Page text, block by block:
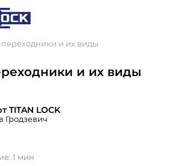
оплаты заказов
Блог
и их виды
и их виды
TITAN LOCK
Гродзевич
1 мин